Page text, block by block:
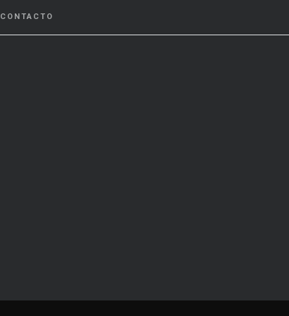
CONTACTO